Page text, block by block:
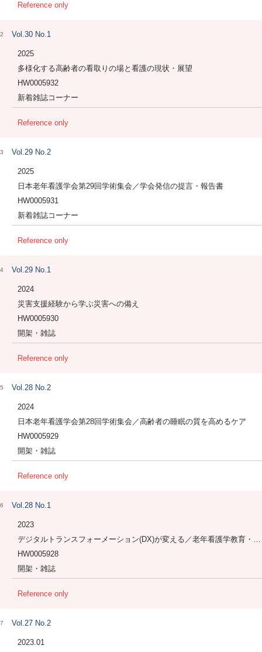
Reference only
2 Vol.30 No.1
2025
多様化する高齢者の看取りの場と看護の現状・展望
HW0005932
新着雑誌コーナー
Reference only
3 Vol.29 No.2
2025
日本老年看護学会第29回学術集会／学会発信の提言・報告書
HW0005931
新着雑誌コーナー
Reference only
4 Vol.29 No.1
2024
災害支援経験から学ぶ災害への備え
HW0005930
開架・雑誌
Reference only
5 Vol.28 No.2
2024
日本老年看護学会第28回学術集会／高齢者の睡眠の質を高めるケア
HW0005929
開架・雑誌
Reference only
6 Vol.28 No.1
2023
デジタルトランスフォーメーション(DX)が変える／老年看護学教育・実践・研究のいま
HW0005928
開架・雑誌
Reference only
7 Vol.27 No.2
2023.01